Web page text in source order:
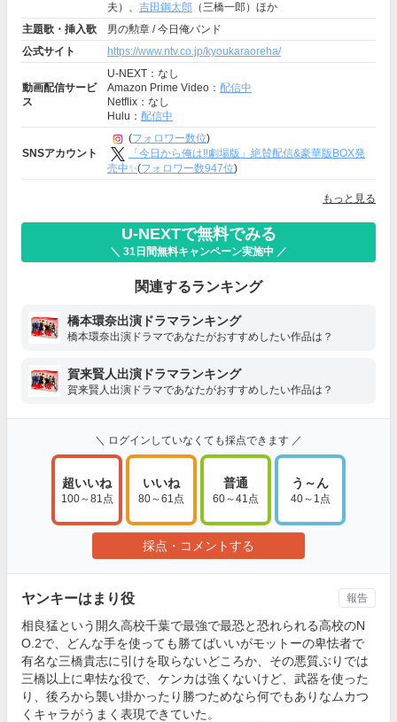
夫）、 吉田鋼太郎 （三橋一郎）ほか
主題歌・挿入歌
男の勲章 / 今日俺バンド
公式サイト
https://www.ntv.co.jp/kyoukaraoreha/
動画配信サービ
ス
U-NEXT：なし
Amazon Prime Video： 配信中
Netflix：なし
Hulu： 配信中
SNSアカウント
(フォロワー数位)
「今日から俺は‼️劇場版」絶賛配信&豪華版BOX発
売中✨(フォロワー数947位)
もっと見る
U-NEXTで無料でみる
＼ 31日間無料キャンペーン実施中 ／
関連するランキング
橋本環奈出演ドラマランキング
橋本環奈出演ドラマであなたがおすすめしたい作品は？
賀来賢人出演ドラマランキング
賀来賢人出演ドラマであなたがおすすめしたい作品は？
＼ ログインしていなくても採点できます ／
超いいね
100～81点
いいね
80～61点
普通
60～41点
う～ん
40～1点
採点・コメントする
ヤンキーはまり役
相良猛という開久高校千葉で最強で最恐と恐れられる高校のN
O.2で、どんな手を使っても勝てばいいがモットーの卑怯者で
有名な三橋貴志に引けを取らないどころか、その悪質ぶりでは
三橋以上に卑怯な役で、ケンカは強くないけど、武器を使った
り、後ろから襲い掛かったり勝つためなら何でもありなムカつ
くキャラがうまく表現できていた。
報告